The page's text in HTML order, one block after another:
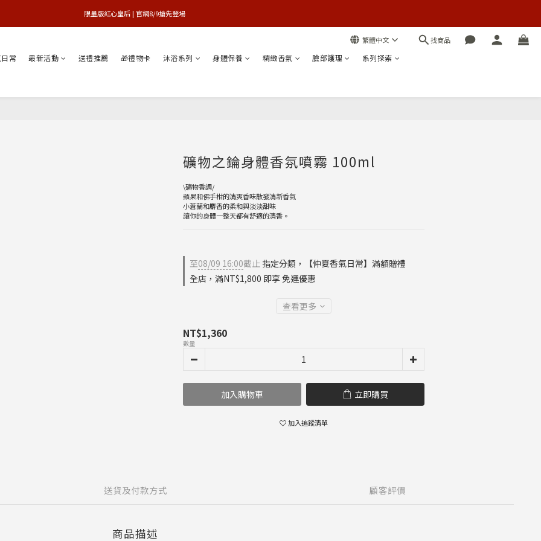
買1送1特賣會 | 台中大遠百店 / 南紡店
限量版紅心皇后 | 官網8/9搶先登場
繁體中文 找商品
常 最新活動 送禮推薦 🎁禮物卡 沐浴系列 身體保養 精緻香氛 臉部護理 系列探索
礦物之錀身體香氛噴霧 100ml
\礦物香調/
蘋果和佛手柑的清爽香味散發清新香氣
小蒼蘭和麝香的柔和與淡淡甜味
讓你的身體一整天都有舒適的清香。
至08/09 16:00截止 指定分類，【仲夏香氣日常】滿額贈禮
全店，滿NT$1,800 即享 免運優惠
查看更多
NT$1,360
數量
加入購物車 立即購買
加入追蹤清單
送貨及付款方式 顧客評價
商品描述